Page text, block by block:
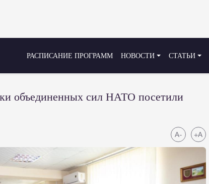
РАСПИСАНИЕ ПРОГРАММ НОВОСТИ СТАТЬИ
объединенных сил НАТО посетили
A- +A